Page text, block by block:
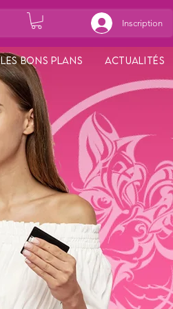
Inscription
Les bons plans Actualités